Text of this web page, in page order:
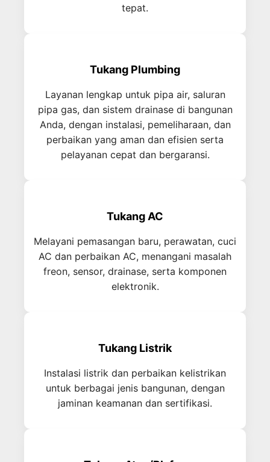
tepat.
Tukang Plumbing
Layanan lengkap untuk pipa air, saluran
pipa gas, dan sistem drainase di bangunan
Anda, dengan instalasi, pemeliharaan, dan
perbaikan yang aman dan efisien serta
pelayanan cepat dan bergaransi.
Tukang AC
Melayani pemasangan baru, perawatan, cuci
AC dan perbaikan AC, menangani masalah
freon, sensor, drainase, serta komponen
elektronik.
Tukang Listrik
Instalasi listrik dan perbaikan kelistrikan
untuk berbagai jenis bangunan, dengan
jaminan keamanan dan sertifikasi.